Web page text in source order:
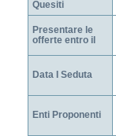
Quesiti
Presentare le
offerte entro il
Data I Seduta
Enti Proponenti